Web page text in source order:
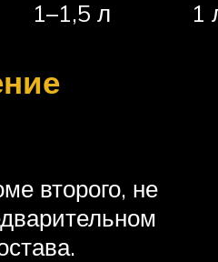
1–1,5 л 1
второго, не